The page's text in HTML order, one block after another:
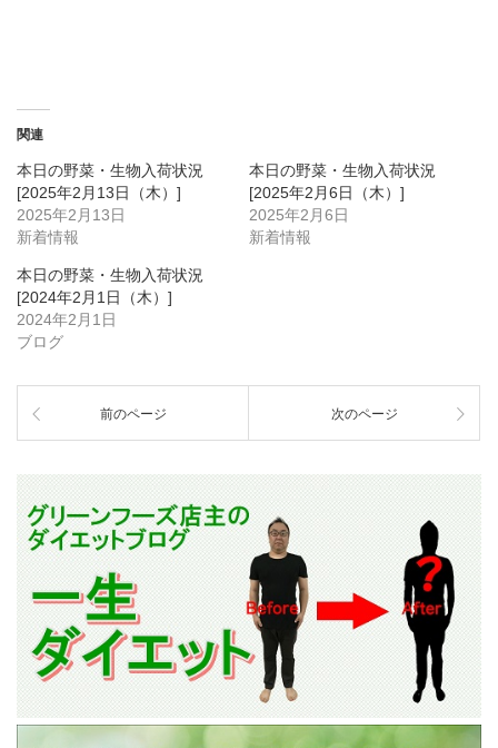
関連
本日の野菜・生物入荷状況
[2025年2月13日（木）]
2025年2月13日
新着情報
本日の野菜・生物入荷状況
[2025年2月6日（木）]
2025年2月6日
新着情報
本日の野菜・生物入荷状況
[2024年2月1日（木）]
2024年2月1日
ブログ
前のページ 次のページ